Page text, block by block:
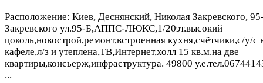
Расположение: Киев, Деснянский, Николая Закревского,
Закревского ул.95-Б,АППС-ЛЮКС,1/20эт.высокий
цоколь,новострой,ремонт,встроенная кухня,счётчики,с/у/с
кафеле,л/з и утеплена,ТВ,Интернет,холл 15 кв.м.на две
квартиры,консьерж,инфраструктура. 49800
...